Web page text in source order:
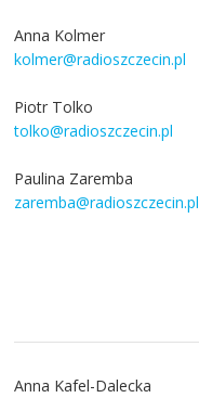
Anna Kolmer
kolmer@radioszczecin.pl
Piotr Tolko
tolko@radioszczecin.pl
Paulina Zaremba
zaremba@radioszczecin.pl
Anna Kafel-Dalecka